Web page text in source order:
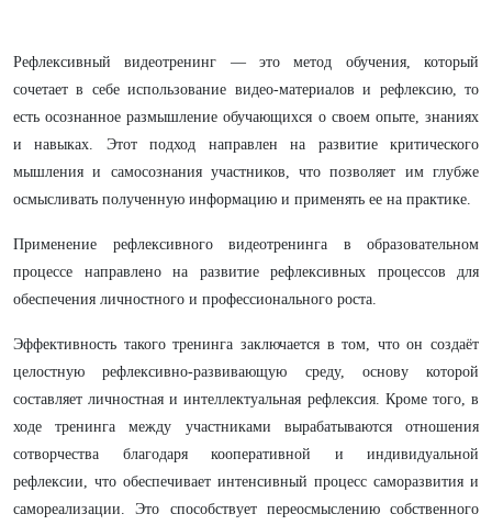
Рефлексивный видеотренинг — это метод обучения, который
сочетает в себе использование видео-материалов и рефлексию, то
есть осознанное размышление обучающихся о своем опыте, знаниях
и навыках. Этот подход направлен на развитие критического
мышления и самосознания участников, что позволяет им глубже
осмысливать полученную информацию и применять ее на практике.
Применение рефлексивного видеотренинга в образовательном
процессе направлено на развитие рефлексивных процессов для
обеспечения личностного и профессионального роста.
Эффективность такого тренинга заключается в том, что он создаёт
целостную рефлексивно-развивающую среду, основу которой
составляет личностная и интеллектуальная рефлексия. Кроме того, в
ходе тренинга между участниками вырабатываются отношения
сотворчества благодаря кооперативной и индивидуальной
рефлексии, что обеспечивает интенсивный процесс саморазвития и
самореализации. Это способствует переосмыслению собственного